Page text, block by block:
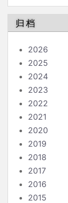
归档
2026
2025
2024
2023
2022
2021
2020
2019
2018
2017
2016
2015